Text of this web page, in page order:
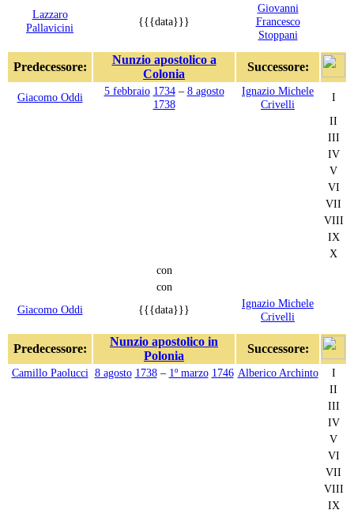
Lazzaro
Pallavicini
{{{data}}}
Giovanni
Francesco
Stoppani
Predecessore:
Nunzio apostolico a
Colonia
Successore:
Giacomo Oddi 5 febbraio 1734– 8 agosto
1738
Ignazio Michele
Crivelli
I
II
III
IV
V
VI
VII
VIII
IX
X
con
con
Giacomo Oddi
{{{data}}}
Ignazio Michele
Crivelli
Predecessore:
Nunzio apostolico in
Polonia
Successore:
Camillo Paolucci 8 agosto 1738– 1º marzo 1746 Alberico Archinto
I
II
III
IV
V
VI
VII
VIII
IX